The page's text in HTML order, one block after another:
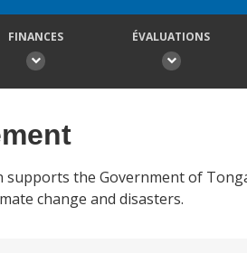
FINANCES ÉVALUATIONS
the Government of
change and disasters.